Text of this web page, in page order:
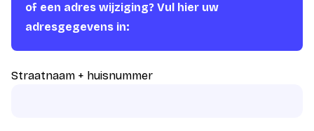
of een adres wijziging? Vul hier uw
adresgegevens in:
Straatnaam + huisnummer